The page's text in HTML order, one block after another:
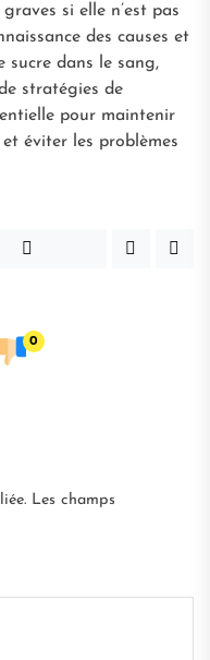
si elle n’est pas
des causes et
sucre dans le sang,
stratégies de
pour maintenir
éviter les problèmes
0
Les champs